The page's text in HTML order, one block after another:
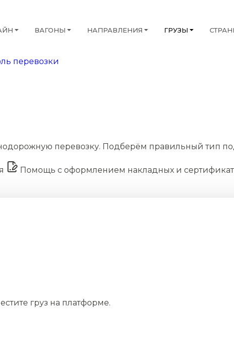
ВАГОНЫ НАПРАВЛЕНИЯ ГРУЗЫ
перевозки
перевозку. Подберём правильный тип
Помощь с оформлением накладных и
груз на платформе.